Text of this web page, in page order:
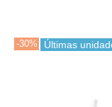
-30% Últimas